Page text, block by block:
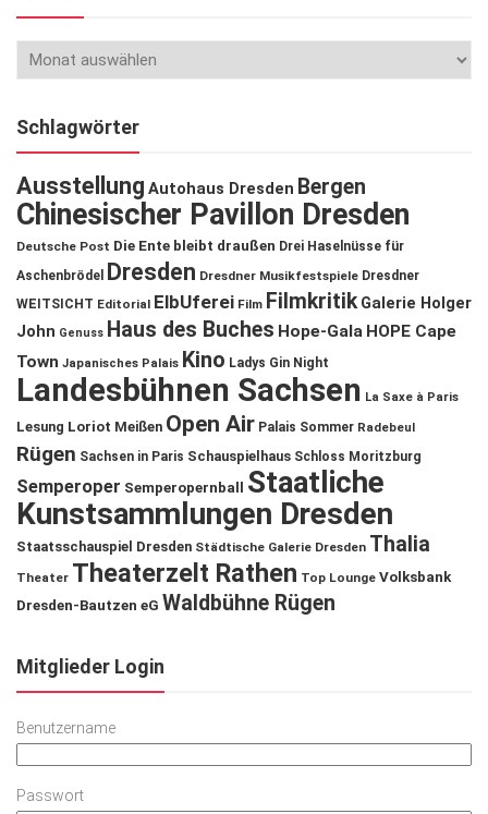
Schlagwörter
Ausstellung Autohaus Dresden Bergen
Chinesischer Pavillon Dresden
Deutsche Post Die Ente bleibt draußen Drei Haselnüsse für
Aschenbrödel
Dresden Dresdner Musikfestspiele Dresdner
WEITSICHT Editorial ElbUferei Film Filmkritik Galerie Holger
John Genuss Haus des Buches Hope-Gala HOPE Cape
Town Japanisches Palais Kino Ladys Gin Night
Landesbühnen Sachsen La Saxe à Paris
Lesung Loriot Meißen Open Air Palais Sommer Radebeul
Rügen Sachsen in Paris Schauspielhaus Schloss Moritzburg
Semperoper Semperopernball
Staatliche
Kunstsammlungen Dresden
Staatsschauspiel Dresden Städtische Galerie Dresden Thalia
Theater Theaterzelt Rathen Top Lounge Volksbank
Dresden-Bautzen eG Waldbühne Rügen
Mitglieder Login
Benutzername
Passwort